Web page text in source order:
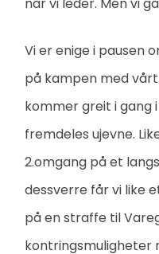
Vi er enige i pausen
på kampen med
kommer greit i gang
fremdeles ujevne.
2.omgang på et
dessverre får vi like
på en straffe til
kontringsmuligheter